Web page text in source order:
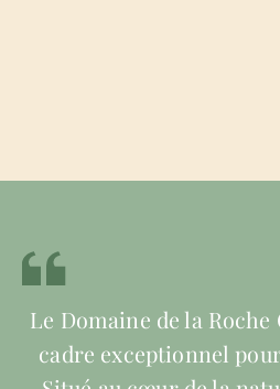
Couloir a offert un
notre séminaire.